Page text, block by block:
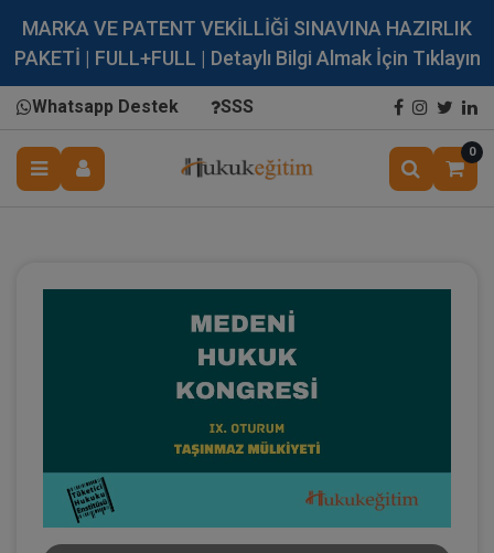
MARKA VE PATENT VEKİLLİĞİ SINAVINA HAZIRLIK
PAKETİ | FULL+FULL | Detaylı Bilgi Almak İçin Tıklayın
Whatsapp Destek SSS
0